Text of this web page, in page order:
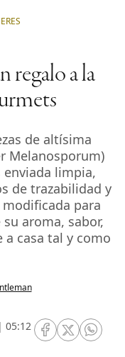
regalo a la
de altísima
Melanosporum)
enviada limpia,
de trazabilidad y
para
aroma, sabor,
casa tal y como
05:12
RRSS Facebook
RRSSRRSS